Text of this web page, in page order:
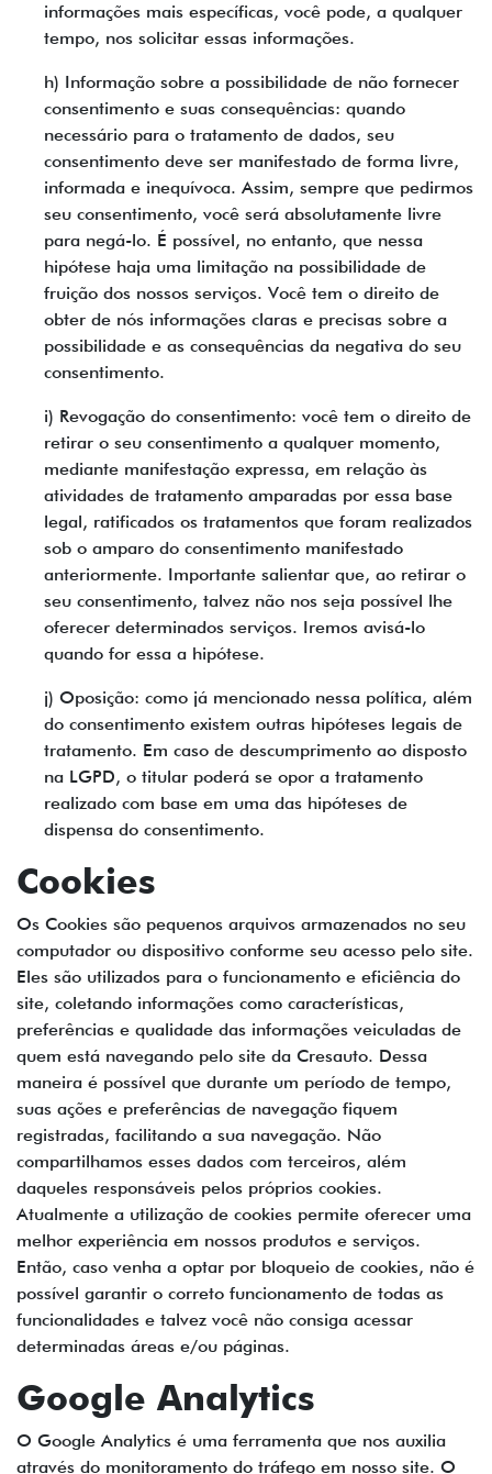
informações mais específicas, você pode, a qualquer
tempo, nos solicitar essas informações.
h) Informação sobre a possibilidade de não fornecer
consentimento e suas consequências: quando
necessário para o tratamento de dados, seu
consentimento deve ser manifestado de forma livre,
informada e inequívoca. Assim, sempre que pedirmos
seu consentimento, você será absolutamente livre
para negá-lo. É possível, no entanto, que nessa
hipótese haja uma limitação na possibilidade de
fruição dos nossos serviços. Você tem o direito de
obter de nós informações claras e precisas sobre a
possibilidade e as consequências da negativa do seu
consentimento.
i) Revogação do consentimento: você tem o direito de
retirar o seu consentimento a qualquer momento,
mediante manifestação expressa, em relação às
atividades de tratamento amparadas por essa base
legal, ratificados os tratamentos que foram realizados
sob o amparo do consentimento manifestado
anteriormente. Importante salientar que, ao retirar o
seu consentimento, talvez não nos seja possível lhe
oferecer determinados serviços. Iremos avisá-lo
quando for essa a hipótese.
j) Oposição: como já mencionado nessa política, além
do consentimento existem outras hipóteses legais de
tratamento. Em caso de descumprimento ao disposto
na LGPD, o titular poderá se opor a tratamento
realizado com base em uma das hipóteses de
dispensa do consentimento.
Cookies
Os Cookies são pequenos arquivos armazenados no seu
computador ou dispositivo conforme seu acesso pelo site.
Eles são utilizados para o funcionamento e eficiência do
site, coletando informações como características,
preferências e qualidade das informações veiculadas de
quem está navegando pelo site da Cresauto. Dessa
maneira é possível que durante um período de tempo,
suas ações e preferências de navegação fiquem
registradas, facilitando a sua navegação. Não
compartilhamos esses dados com terceiros, além
daqueles responsáveis pelos próprios cookies.
Atualmente a utilização de cookies permite oferecer uma
melhor experiência em nossos produtos e serviços.
Então, caso venha a optar por bloqueio de cookies, não é
possível garantir o correto funcionamento de todas as
funcionalidades e talvez você não consiga acessar
determinadas áreas e/ou páginas.
Google Analytics
O Google Analytics é uma ferramenta que nos auxilia
através do monitoramento do tráfego em nosso site. O